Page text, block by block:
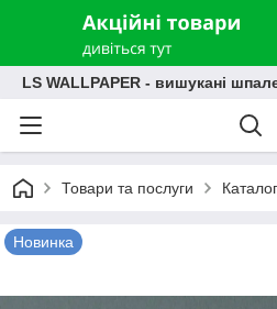
LS WALLPAPER - вишукані
Товари та послуги
Новинка